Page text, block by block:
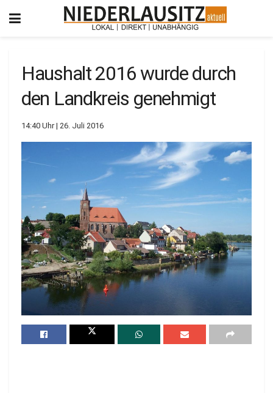
Haushalt 2016 wurde durch
den Landkreis genehmigt
14:40 Uhr | 26. Juli 2016